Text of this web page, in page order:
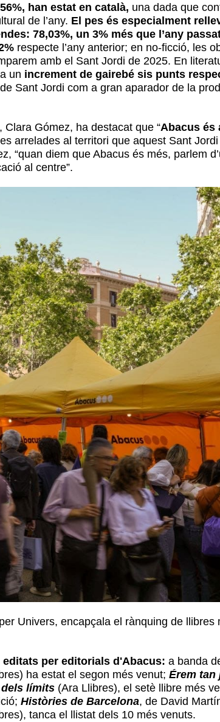
han estat en català, una dada que
de l’any. El pes és especialment
78,03%, un 3% més que l’any
respecte l’any anterior; en no-ficció, les
amb el Sant Jordi de 2025. En
un increment de gairebé sis punts
Sant Jordi com a gran aparador de la
Gómez, ha destacat que “Abacus és
arrelades al territori que aquest Sant Jordi
“quan diem que Abacus és més, parlem
al centre”.
Univers, encapçala el rànquing de llibres
per editorials d'Abacus: a banda
ha estat el segon més venut; Érem tan
límits (Ara Llibres), el setè llibre més
Històries de Barcelona, de David
tanca el llistat dels 10 més venuts.